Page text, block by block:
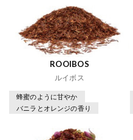
ROOIBOS
ルイボス
蜂蜜のように甘やか
バニラとオレンジの香り